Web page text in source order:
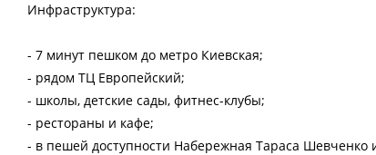
Инфраструктура:
- 7 минут пешком до метро Киевская;
- рядом ТЦ Европейский;
- школы, детские сады, фитнес-клубы;
- рестораны и кафе;
- в пешей доступности Набережная Тараса Шевченко